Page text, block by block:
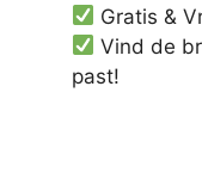
Gratis &
Vind de
past!